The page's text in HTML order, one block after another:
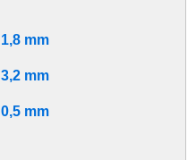
1,8 mm
3,2 mm
0,5 mm